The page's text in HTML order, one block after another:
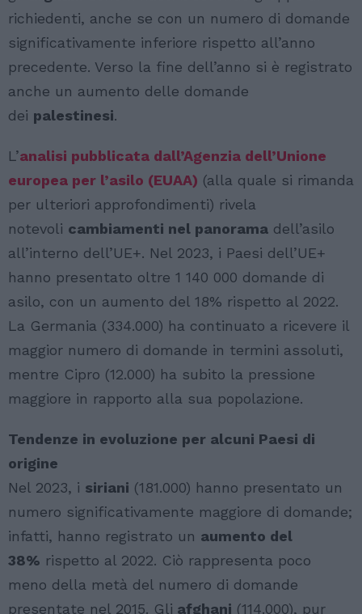
richiedenti, anche se con un numero di domande
significativamente inferiore rispetto all’anno
precedente. Verso la fine dell’anno si è registrato
anche un aumento delle domande
dei palestinesi.
L’analisi pubblicata dall’Agenzia dell’Unione
europea per l’asilo (EUAA) (alla quale si rimanda
per ulteriori approfondimenti) rivela
notevoli cambiamenti nel panorama dell’asilo
all’interno dell’UE+. Nel 2023, i Paesi dell’UE+
hanno presentato oltre 1 140 000 domande di
asilo, con un aumento del 18% rispetto al 2022.
La Germania (334.000) ha continuato a ricevere il
maggior numero di domande in termini assoluti,
mentre Cipro (12.000) ha subito la pressione
maggiore in rapporto alla sua popolazione.
Tendenze in evoluzione per alcuni Paesi di
origine
Nel 2023, i siriani (181.000) hanno presentato un
numero significativamente maggiore di domande;
infatti, hanno registrato un aumento del
38% rispetto al 2022. Ciò rappresenta poco
meno della metà del numero di domande
presentate nel 2015. Gli afghani (114.000), pur